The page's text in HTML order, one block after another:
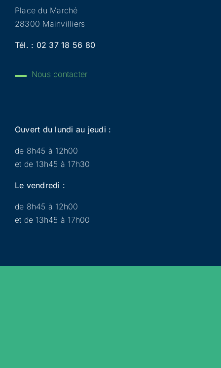
Place du Marché
28300 Mainvilliers
Tél. : 02 37 18 56 80
Nous contacter
Ouvert du lundi au jeudi :
de 8h45 à 12h00
et de 13h45 à 17h30
Le vendredi :
de 8h45 à 12h00
et de 13h45 à 17h00